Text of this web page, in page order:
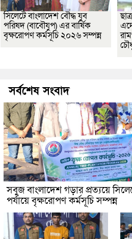
সিলেটে বাংলাদেশ বৌদ্ধ যুব
পরিষদ (বাবৌযুপ) এর বার্ষিক
বৃক্ষরোপণ কর্মসূচি ২০২৬ সম্পন্ন
সর্বশেষ সংবাদ
সবুজ বাংলাদেশ গড়ার প্রত্যয়ে
পর্যায়ে বৃক্ষরোপণ কর্মসূচি সম্পন্ন